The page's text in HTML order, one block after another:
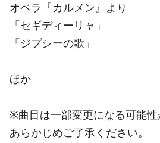
オペラ『カルメン』より
「セギディーリャ」
「ジプシーの歌」
ほか
※曲目は一部変更になる可能性
あらかじめご了承ください。